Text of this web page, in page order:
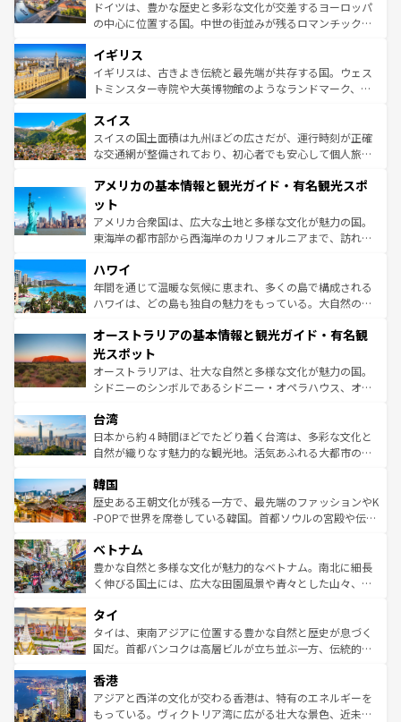
から魅了する。また、フランスは美食の国としても知ら
れ、フランス料理はユネスコ無形文化遺産にも登録されて
香り高いラベンダー畑など、多彩な楽しみ方が可能だ。さ
らに、パリ以外の地域にも魅力が溢れており、どの街角に
も豊かな歴史と文化が息づいている。パリ以外の個性あふ
を参照してほしい。
ドイツは、豊かな歴史と多彩な文化が交差するヨーロッパ
の中心に位置する国。中世の街並みが残るロマンチック街
顔を持つこの国は、どこを歩いても飽きることがない。ベ
ルリンの文化的活気、バイエルン州のアルプスの絶景、そ
してライン川沿いのワイン畑といった風景は必見。ビール
は、お酒好きな人にはぜひ体験してほしい。 なお、新着の
ドイツ情報はコンテンツ一覧を参照してほしい。
イギリス
イギリスは、古きよき伝統と最先端が共存する国。ウェス
トミンスター寺院や大英博物館のようなランドマーク、歴
リアごとに異なる魅力がある。また、優雅なアフタヌーン
ティー、ビール好きにはたまらない英国パブ、サッカー観
戦など、本場だからこそできる体験も豊富。イギリスを旅
ンツ一覧を参照してほしい。
スイス
スイスの国土面積は九州ほどの広さだが、運行時刻が正確
な交通網が整備されており、初心者でも安心して個人旅行
の建物がそのまま残る町や、スイスならではのユニークな
博物館もあり、アルプス観光だけでなく町歩きも満喫する
ことができる。国民の所得が高いため物価も高いが、旅行
者向けの交通パス提供のサービスもあり、うまく活用すれ
着のスイス情報は
アメリカの基本情報と観光ガイド・有名観光スポ
ット
アメリカ合衆国は、広大な土地と多様な文化が魅力の国。
東海岸の都市部から西海岸のカリフォルニアまで、訪れる
のような巨大都市は、観光、ショッピング、エンターテイ
ンメントが詰まった刺激的なスポットだ。一方、アメリカ
西部には大自然が広がり、グランドキャニオンやイエロー
部のニューオーリンズでは、音楽と美食が融合した独特の
文化が魅力。旅行者はアメリカの各地域で異なる魅力を楽
しみながら、その多様性と豊かな歴史を感じることができ
るだろう。車でのロードトリップや列車の旅も、アメリカ
情報は
ハワイ
年間を通じて温暖な気候に恵まれ、多くの島で構成される
ハワイは、どの島も独自の魅力をもっている。大自然の神
ワイ島は見逃せない。また、定番の観光地といえばオアフ
島だが、静かな自然を求めるならマウイ島やカウアイ島が
おすすめ。エメラルドグリーンに輝く海をはじめ、豊かな
文化や歴史が息づいている。「アロハスピリット」と呼ば
人々、おいしいローカルフードやハワイアンミュージッ
ク、伝統的なフラダンスなど、すべてがハワイの魅力を彩
っている。訪れるたびに新しい発見と感動が待っているハ
はコンテンツ一覧
オーストラリアの基本情報と観光ガイド・有名観
光スポット
オーストラリアは、壮大な自然と多様な文化が魅力の国。
シドニーのシンボルであるシドニー・オペラハウス、オー
リアリーフや大陸中央部にそびえるウルル（エアーズロッ
ク）、タスマニアの美しい原生林やケアンズの熱帯雨林な
ど、見どころがたくさん。また、カフェやワイン、オージ
いる。アクティビティも充実しており、サーフィンやダイ
ビング、ハイキングなど、アウトドア好きにはたまらな
い。オーストラリアの多彩な魅力を存分に味わいつくそ
参照してほしい。
台湾
日本から約４時間ほどでたどり着く台湾は、多彩な文化と
自然が織りなす魅力的な観光地。活気あふれる大都市の台
ン）、静ひつな山岳地帯である台湾東部など、都市の喧騒
と山間の静けさが共存しており、訪れる人に新しい発見と
驚きをもたらしてくれる。また、奥深い台湾の食文化も魅
容にもいいと評判のスイーツなど、バラエティ豊かな料理
が味わえる。 なお、新着の台湾情報は コンテンツ一覧を参
照してほしい。
韓国
歴史ある王朝文化が残る一方で、最先端のファッションやK
-POPで世界を席巻している韓国。首都ソウルの宮殿や伝統
き、地方に足を延ばせば四季折々の自然美を楽しむことが
できる。そして、キムチや焼肉、絶品のストリートフード
まで、さまざまな韓国料理が待っている。夜には、韓国な
リティに包まれながら、韓国の多彩な魅力を心ゆくまで味
わってみてほしい。 なお、新着の韓国情報はコンテンツ一
覧を参照してほしい。
ベトナム
豊かな自然と多様な文化が魅力的なベトナム。南北に細長
く伸びる国土には、広大な田園風景や青々とした山々、世
急速な発展と共に伝統が息づく。ハノイの古い町並みやホ
ーチミン市のフランス統治時代の建物も、独特の雰囲気を
醸し出している。また、バラエティの豊かさとおいしさで
とつ。フォーやバインミー、ベトナムコーヒーなどは、ぜ
ひ現地で味わいたい。どの地域を訪れてもあたたかい人々
が旅行者を迎えてくれるので、きっと忘れられない旅にな
タイ
タイは、東南アジアに位置する豊かな自然と歴史が息づく
国だ。首都バンコクは高層ビルが立ち並ぶ一方、伝統的な
の活気が交差している。北部ではチェンマイなどの山岳地
帯で自然と触れ合い、南部ではプーケットやクラビの美し
いビーチでリゾート気分を楽しむことができる。タイ料理
香港
アジアと西洋の文化が交わる香港は、特有のエネルギーを
もっている。ヴィクトリア湾に広がる壮大な景色、近未来